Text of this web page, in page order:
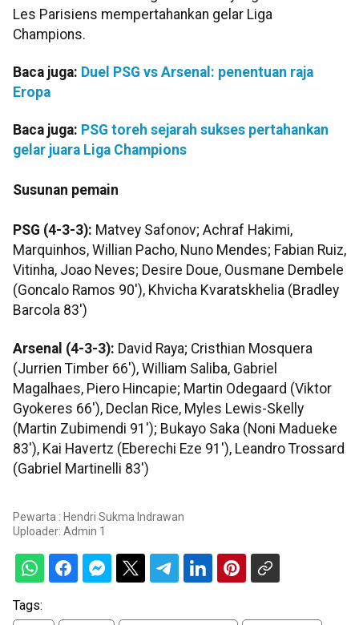
Les Parisiens mempertahankan gelar Liga
Champions.
Baca juga: Duel PSG vs Arsenal: penentuan raja
Eropa
Baca juga: PSG toreh sejarah sukses pertahankan
gelar juara Liga Champions
Susunan pemain
PSG (4-3-3): Matvey Safonov; Achraf Hakimi,
Marquinhos, Willian Pacho, Nuno Mendes; Fabian Ruiz,
Vitinha, Joao Neves; Desire Doue, Ousmane Dembele
(Goncalo Ramos 90'), Khvicha Kvaratskhelia (Bradley
Barcola 83')
Arsenal (4-3-3): David Raya; Cristhian Mosquera
(Jurrien Timber 66'), William Saliba, Gabriel
Magalhaes, Piero Hincapie; Martin Odegaard (Viktor
Gyokeres 66'), Declan Rice, Myles Lewis-Skelly
(Martin Zubimendi 91'); Bukayo Saka (Noni Madueke
83'), Kai Havertz (Eberechi Eze 91'), Leandro Trossard
(Gabriel Martinelli 83')
Pewarta : Hendri Sukma Indrawan
Uploader: Admin 1
Tags: